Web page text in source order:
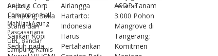
Anjosia Corp
Lampung Buka
Stand dan
Sajikan Kopi
Seduh pada
Airlangga
Hartarto:
Indonesia
Harus
Pertahankan
ASDP Tanam
3.000 Pohon
Mangrove di
Tangerang:
Komitmen